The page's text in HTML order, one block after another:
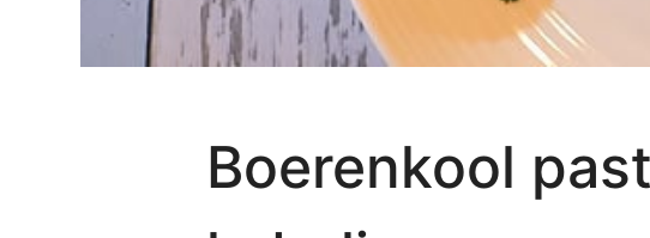
Boerenkool